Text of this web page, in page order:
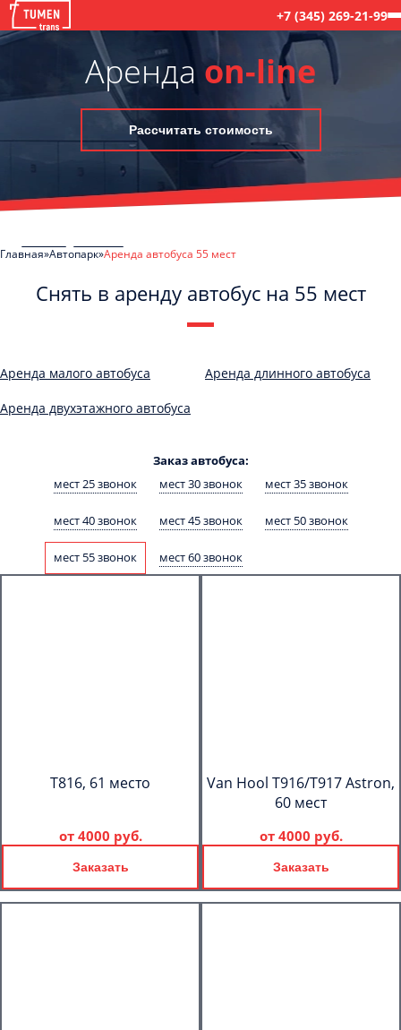
+7 (345) 269-21-99
Аренда on-line
Рассчитать стоимость
Главная Автопарк Аренда автобуса 55 мест
Снять в аренду автобус на 55 мест
Аренда малого автобуса Аренда длинного автобуса
Аренда двухэтажного автобуса
Заказ автобуса:
мест 25 звонок
мест 30 звонок мест 35 звонок
мест 40 звонок мест 45 звонок мест 50 звонок
мест 55 звонок мест 60 звонок
T816, 61 место
от 4000 руб.
Заказать
Van Hool T916/T917 Astron,
60 мест
от 4000 руб.
Заказать
обработку моих Персональных данных